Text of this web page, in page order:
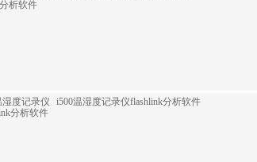
i500温湿度记录仪flashlink分析软件